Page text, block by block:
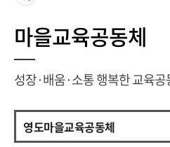
마을교육공동체
성장·배움·소통 행복한 교육공
영도마을교육공동체